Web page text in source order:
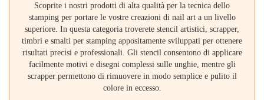
Scoprite i nostri prodotti di alta qualità per la tecnica dello
stamping per portare le vostre creazioni di nail art a un livello
superiore. In questa categoria troverete stencil artistici, scrapper,
timbri e smalti per stamping appositamente sviluppati per ottenere
risultati precisi e professionali. Gli stencil consentono di applicare
facilmente motivi e disegni complessi sulle unghie, mentre gli
scrapper permettono di rimuovere in modo semplice e pulito il
colore in eccesso.